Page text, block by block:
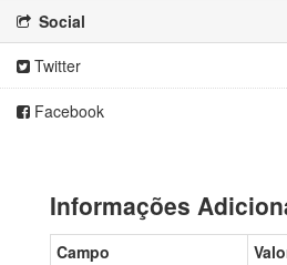
Social
Twitter
Facebook
Informações
Campo